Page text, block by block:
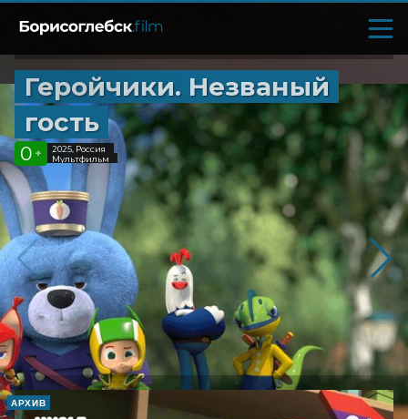
Геройчики. Незваный
гость
0 +
2025, Россия
Мультфильм
АРХИВ